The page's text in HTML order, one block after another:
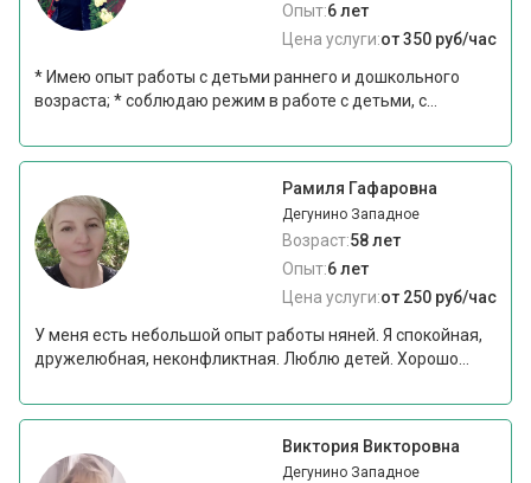
Опыт:6 лет
Цена услуги:от 350 руб/час
* Имею опыт работы с детьми раннего и дошкольного
возраста; * соблюдаю режим в работе с детьми, с...
Рамиля Гафаровна
Дегунино Западное
Возраст:58 лет
Опыт:6 лет
Цена услуги:от 250 руб/час
У меня есть небольшой опыт работы няней. Я спокойная,
дружелюбная, неконфликтная. Люблю детей. Хорошо...
Виктория Викторовна
Дегунино Западное